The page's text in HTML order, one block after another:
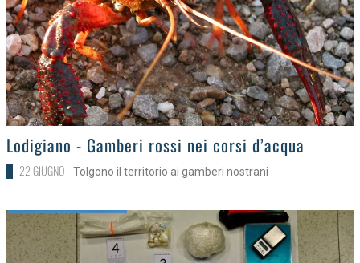
>Lodigiano - Gamberi rossi nei corsi d’acqua
22 GIUGNO Tolgono il territorio ai gamberi nostrani